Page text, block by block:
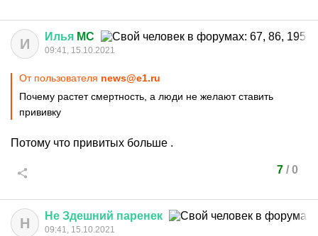
И Илья MC
09:41, 15.10.2021
От пользователя news@e1.ru
Почему растет смертность, а люди не желают ставить
прививку
Потому что привитых больше .
7/ 0
Н Не Здешний паренек
09:41, 15.10.2021